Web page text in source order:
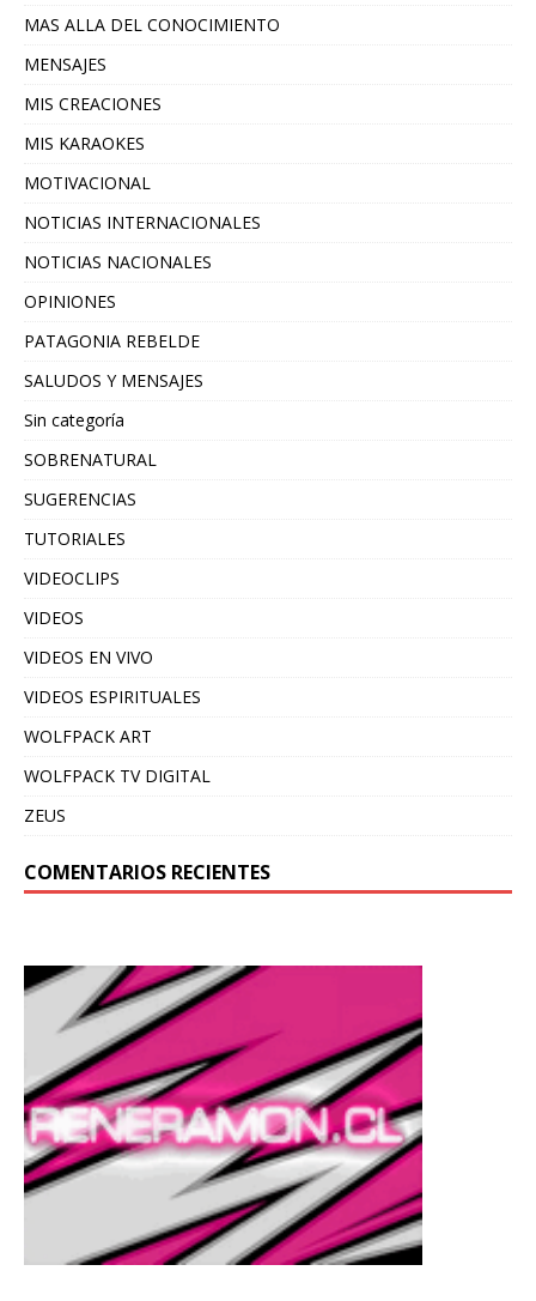
MAS ALLA DEL CONOCIMIENTO
MENSAJES
MIS CREACIONES
MIS KARAOKES
MOTIVACIONAL
NOTICIAS INTERNACIONALES
NOTICIAS NACIONALES
OPINIONES
PATAGONIA REBELDE
SALUDOS Y MENSAJES
Sin categoría
SOBRENATURAL
SUGERENCIAS
TUTORIALES
VIDEOCLIPS
VIDEOS
VIDEOS EN VIVO
VIDEOS ESPIRITUALES
WOLFPACK ART
WOLFPACK TV DIGITAL
ZEUS
COMENTARIOS RECIENTES